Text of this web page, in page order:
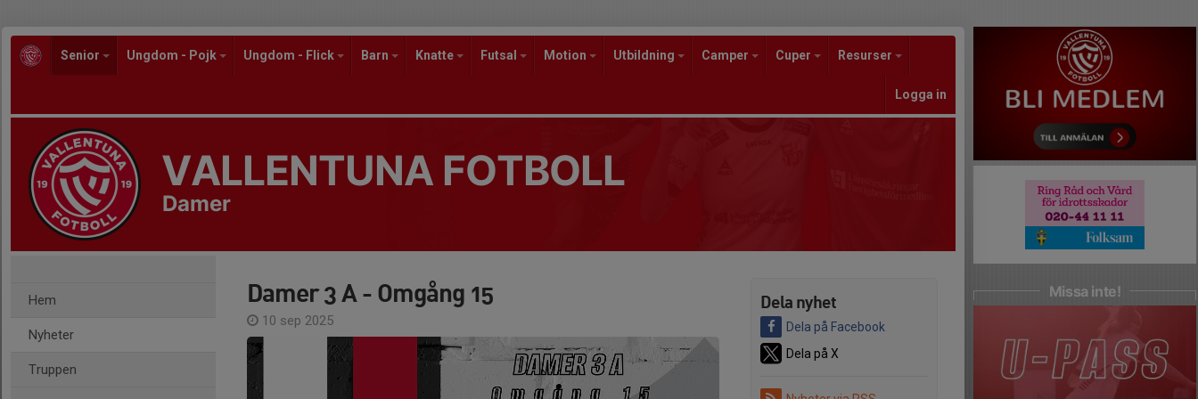
Senior Ungdom - Pojk Ungdom - Flick Barn Knatte Futsal Motion Utbildning Camper Cuper Resurser
Logga in
VALLENTUNA FOTBOLL
Damer
Hem
Nyheter
Truppen
Dela nyhet
Dela på Facebook
Dela på X
Damer 3 A - Omgång 15
10 sep 2025
Missa inte!